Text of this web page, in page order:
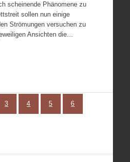
scheinende Phänomene zu
sollen nun einige
Strömungen versuchen zu
Ansichten die…
3 4 5 6